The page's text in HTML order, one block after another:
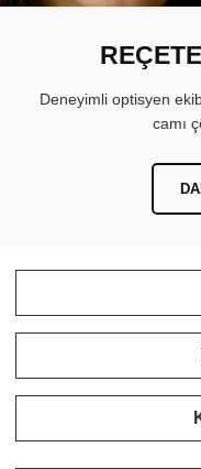
Deneyimli optisyen
camı